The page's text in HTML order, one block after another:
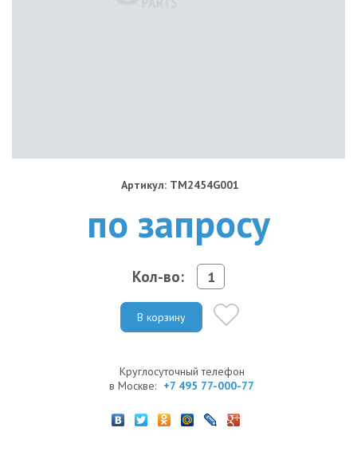
Артикул: TM2454G001
по запросу
Кол-во:
В корзину
Круглосуточный телефон
в Москве: +7 495 77-000-77